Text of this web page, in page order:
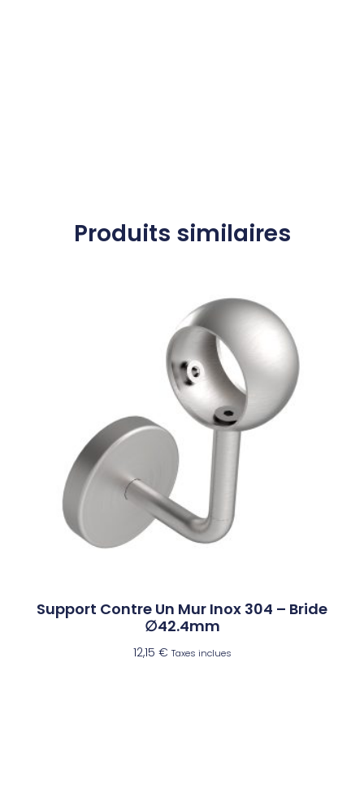
Produits similaires
Support Contre Un Mur Inox 304 – Bride
∅42.4mm
12,15 € Taxes inclues